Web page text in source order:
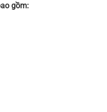
gồm: